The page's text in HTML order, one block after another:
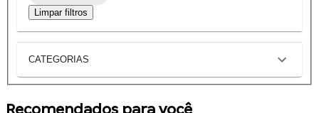
Limpar filtros
CATEGORIAS
Recomendados para você